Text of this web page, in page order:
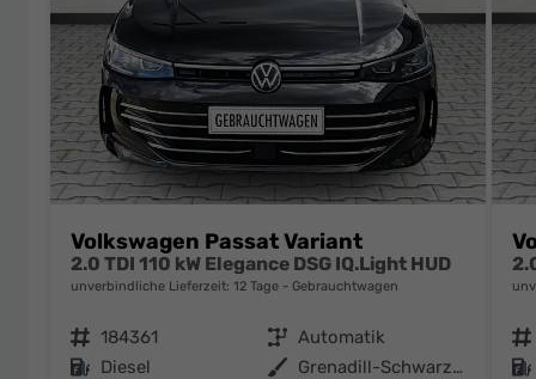
Volkswagen Passat Variant
2.0 TDI 110 kW Elegance DSG IQ.Light HUD
unverbindliche Lieferzeit: 12 Tage Gebrauchtwagen
Fahrzeugnr. 184361 Getriebe Automatik
Kraftstoff Diesel Außenfarbe
Grenadill-Schwarz Metallic
Fahrzeugnr.
Kraftstoff